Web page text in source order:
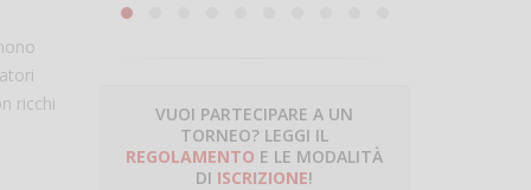
ricchi
VUOI PARTECIPARE A UN
TORNEO? LEGGI IL
REGOLAMENTO E LE MODALITÀ
DI ISCRIZIONE!